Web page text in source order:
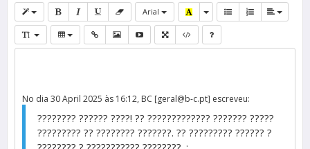
Arial
No dia 30 April 2025 às 16:12, BC [geral@b-c.pt] escreveu:
???????? ?????? ????! ?? ????????????? ??????? ?????
????????? ?? ???????? ???????. ?? ????????? ?????? ?